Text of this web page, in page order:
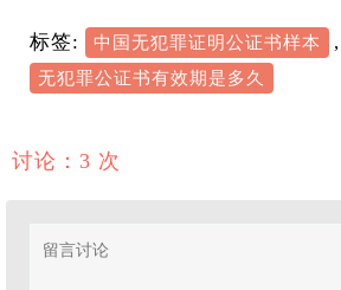
标签: 中国无犯罪证明公证书样本 ,
无犯罪公证书有效期是多久
讨论：3 次